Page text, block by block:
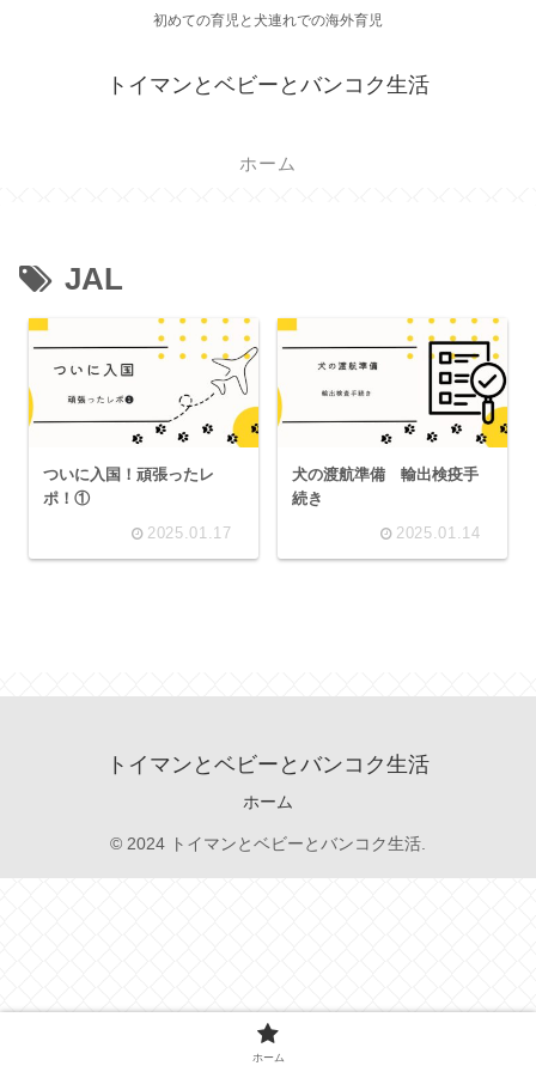
初めての育児と犬連れでの海外育児
トイマンとベビーとバンコク生活
ホーム
JAL
ついに入国！頑張ったレ
ポ！①
2025.01.17
犬の渡航準備 輸出検疫手
続き
2025.01.14
トイマンとベビーとバンコク生活
ホーム
© 2024 トイマンとベビーとバンコク生活.
ホーム